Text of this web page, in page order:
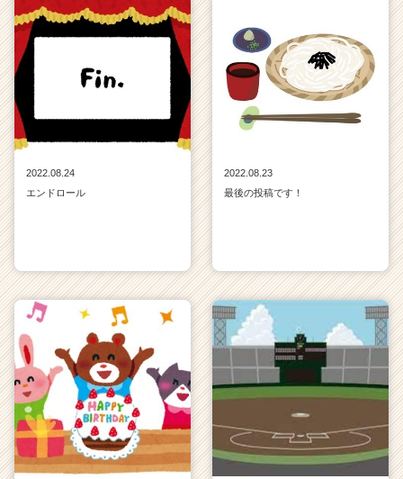
2022.08.24
エンドロール
2022.08.23
最後の投稿です！